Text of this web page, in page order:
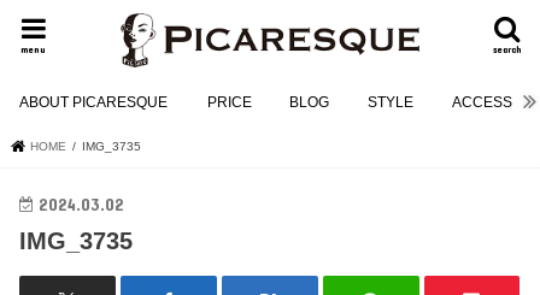
search
menu
ABOUT PICARESQUE PRICE BLOG STYLE ACCESS
HOME IMG_3735
2024.03.02
IMG_3735